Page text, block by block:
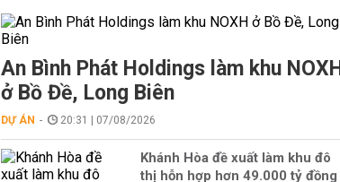
An Bình Phát Holdings làm khu NOXH
ở Bồ Đề, Long Biên
DỰ ÁN 20:31 | 07/08/2026
Khánh Hòa đề xuất làm khu đô
thị hỗn hợp hơn 49.000 tỷ đồng